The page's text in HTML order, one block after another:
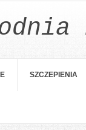
SZCZEPIENIA